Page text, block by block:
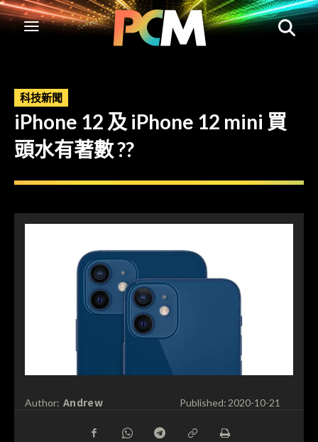
科技新聞
iPhone 12 及 iPhone 12 mini 買
頭水有著數 ??
Author: Andrew Published: 2020-10-21